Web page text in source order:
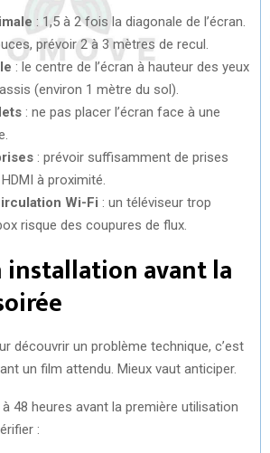
: 1,5 à 2 fois la diagonale de l’écran.
prévoir 2 à 3 mètres de recul.
: le centre de l’écran à hauteur des yeux
(environ 1 mètre du sol).
: ne pas placer l’écran face à une
: prévoir suffisamment de prises
à proximité.
Wi-Fi : un téléviseur trop
risque des coupures de flux.
installation avant la
découvrir un problème technique, c’est
un film attendu. Mieux vaut anticiper.
48 heures avant la première utilisation
: